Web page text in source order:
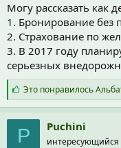
Могу рассказать как
1. Бронирование без
2. Страхование по
3. В 2017 году
серьезных
С
и
м
п
а
Это понравилось
P Puchini
интересующийся